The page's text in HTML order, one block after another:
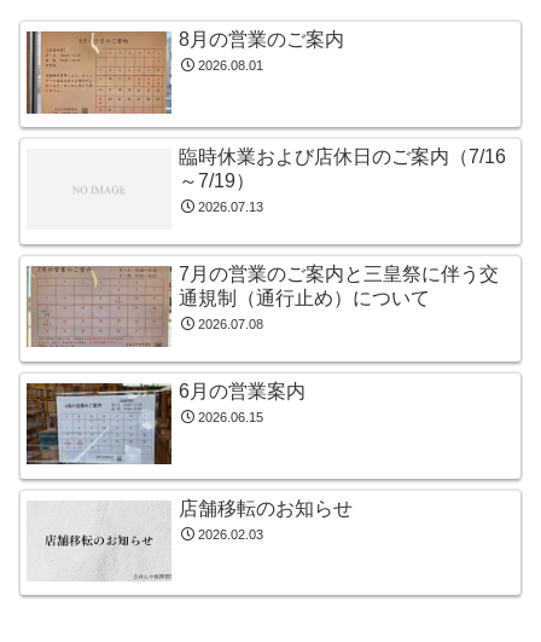
8月の営業のご案内
2026.08.01
臨時休業および店休日のご案内（7/16
～7/19）
2026.07.13
7月の営業のご案内と三皇祭に伴う交
通規制（通行止め）について
2026.07.08
6月の営業案内
2026.06.15
店舗移転のお知らせ
2026.02.03